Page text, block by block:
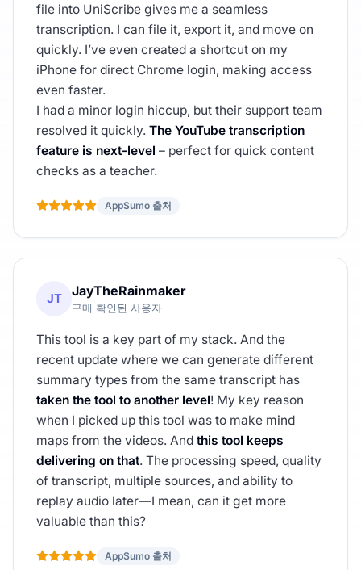
file into UniScribe gives me a seamless
transcription. I can file it, export it, and move on
quickly. I’ve even created a shortcut on my
iPhone for direct Chrome login, making access
even faster.
I had a minor login hiccup, but their support team
resolved it quickly. The YouTube transcription
feature is next-level – perfect for quick content
checks as a teacher.
AppSumo 출처
JT JayTheRainmaker
구매 확인된 사용자
This tool is a key part of my stack. And the
recent update where we can generate different
summary types from the same transcript has
taken the tool to another level! My key reason
when I picked up this tool was to make mind
maps from the videos. And this tool keeps
delivering on that. The processing speed, quality
of transcript, multiple sources, and ability to
replay audio later—I mean, can it get more
valuable than this?
AppSumo 출처